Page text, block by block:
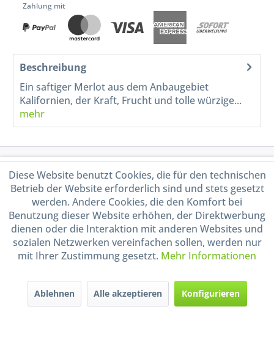
Zahlung mit
Beschreibung
Ein saftiger Merlot aus dem Anbaugebiet
Kalifornien, der Kraft, Frucht und tolle würzige...
mehr
Service Hotline
Shop Service
Informationen
Handel mit BIO-Weinen
durch DE-ÖKO-009
Diese Website benutzt Cookies, die für den technischen
Betrieb der Website erforderlich sind und stets gesetzt
werden. Andere Cookies, die den Komfort bei
Benutzung dieser Website erhöhen, der Direktwerbung
dienen oder die Interaktion mit anderen Websites und
sozialen Netzwerken vereinfachen sollen, werden nur
mit Ihrer Zustimmung gesetzt. Mehr Informationen
Ablehnen Alle akzeptieren Konfigurieren